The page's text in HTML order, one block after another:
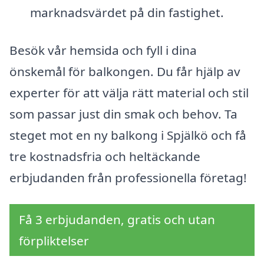
marknadsvärdet på din fastighet.
Besök vår hemsida och fyll i dina
önskemål för balkongen. Du får hjälp av
experter för att välja rätt material och stil
som passar just din smak och behov. Ta
steget mot en ny balkong i Spjälkö och få
tre kostnadsfria och heltäckande
erbjudanden från professionella företag!
Få 3 erbjudanden, gratis och utan
förpliktelser